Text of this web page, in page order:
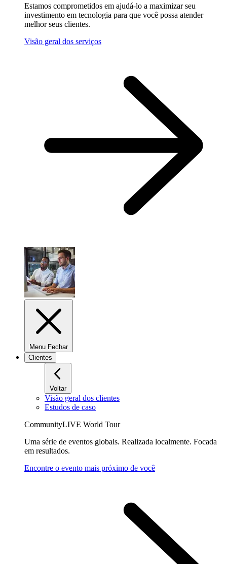
Estamos comprometidos em ajudá-lo a maximizar seu
investimento em tecnologia para que você possa atender
melhor seus clientes.
Visão geral dos serviços
Menu Fechar
Clientes
Voltar
Visão geral dos clientes
Estudos de caso
CommunityLIVE World Tour
Uma série de eventos globais. Realizada localmente. Focada
em resultados.
Encontre o evento mais próximo de você